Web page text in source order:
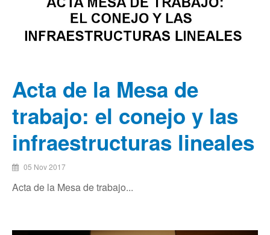
Acta de la Mesa de
trabajo: el conejo y las
infraestructuras lineales
05 Nov 2017
Acta de la Mesa de trabajo...